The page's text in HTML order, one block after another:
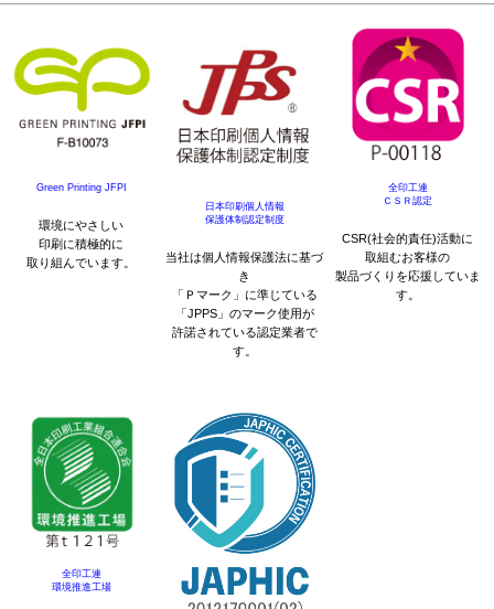
Green Printing JFPI
環境にやさしい
印刷に積極的に
取り組んでいます。
日本印刷個人情報
保護体制認定制度
当社は個人情報保護法に基づ
き
「Ｐマーク」に準じている
「JPPS」のマーク使用が
許諾されている認定業者で
す。
全印工連
ＣＳＲ認定
CSR(社会的責任)活動に
取組むお客様の
製品づくりを応援していま
す。
全印工連
環境推進工場